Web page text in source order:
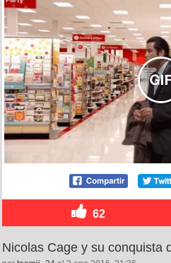
62
Nicolas Cage y su conquista